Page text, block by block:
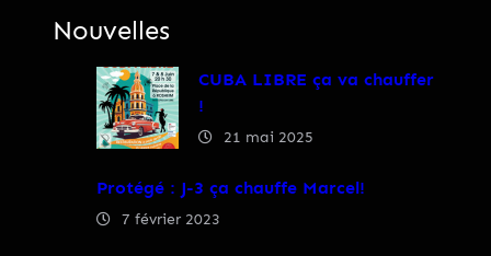
Nouvelles
CUBA LIBRE ça va chauffer
!
21 mai 2025
Protégé : J-3 ça chauffe Marcel!
7 février 2023